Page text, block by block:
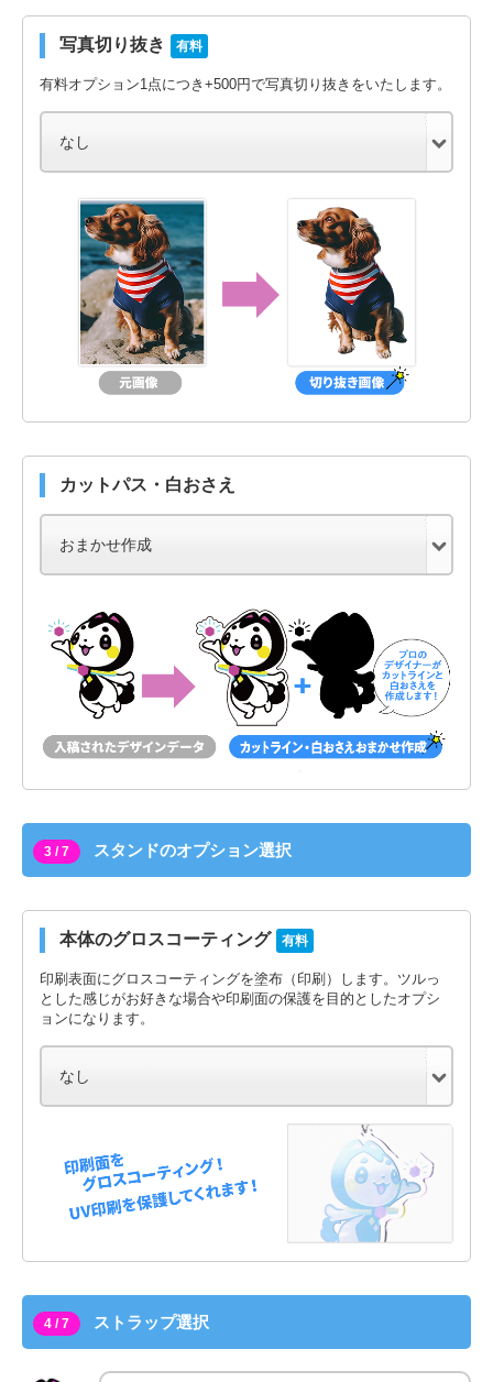
写真切り抜き 有料
有料オプション1点につき+500円で写真切り抜きをいたします。
カットパス・白おさえ
3 / 7 スタンドのオプション選択
本体のグロスコーティング 有料
印刷表面にグロスコーティングを塗布（印刷）します。ツルっ
とした感じがお好きな場合や印刷面の保護を目的としたオプシ
ョンになります。
4 / 7 ストラップ選択